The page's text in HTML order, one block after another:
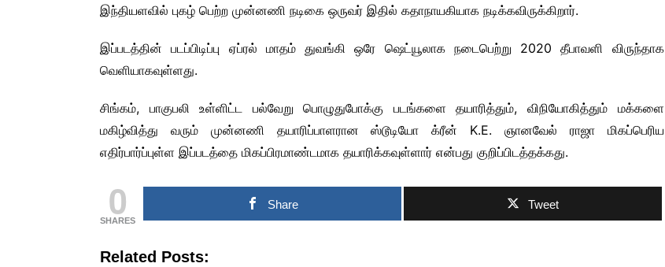
இந்தியளவில் புகழ் பெற்ற முன்னணி நடிகை ஒருவர் இதில் கதாநாயகியாக நடிக்கவிருக்கிறார்.
இப்படத்தின் படப்பிடிப்பு ஏப்ரல் மாதம் துவங்கி ஒரே ஷெட்யூலாக நடைபெற்று 2020 தீபாவளி விருந்தாக
வெளியாகவுள்ளது.
சிங்கம், பாகுபலி உள்ளிட்ட பல்வேறு பொழுதுபோக்கு படங்களை தயாரித்தும், விநியோகித்தும் மக்களை
மகிழ்வித்து வரும் முன்னணி தயாரிப்பாளரான ஸ்டூடியோ க்ரீன் K.E. ஞானவேல் ராஜா மிகப்பெரிய
எதிர்பார்ப்புள்ள இப்படத்தை மிகப்பிரமாண்டமாக தயாரிக்கவுள்ளார் என்பது குறிப்பிடத்தக்கது.
0
SHARES
Share Tweet
Related Posts: